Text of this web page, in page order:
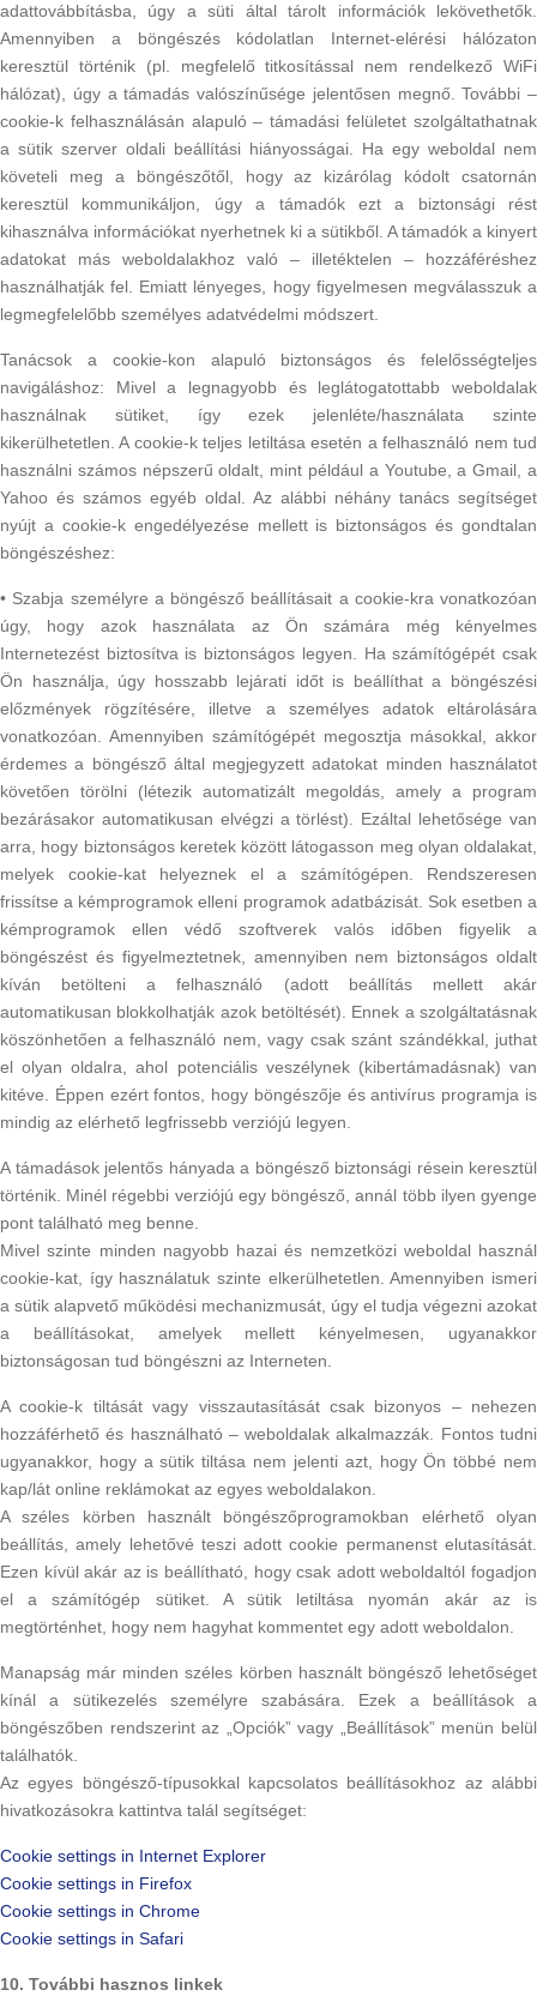
adattovábbításba, úgy a süti által tárolt információk lekövethetők.
Amennyiben a böngészés kódolatlan Internet-elérési hálózaton
keresztül történik (pl. megfelelő titkosítással nem rendelkező WiFi
hálózat), úgy a támadás valószínűsége jelentősen megnő. További –
cookie-k felhasználásán alapuló – támadási felületet szolgáltathatnak
a sütik szerver oldali beállítási hiányosságai. Ha egy weboldal nem
követeli meg a böngészőtől, hogy az kizárólag kódolt csatornán
keresztül kommunikáljon, úgy a támadók ezt a biztonsági rést
kihasználva információkat nyerhetnek ki a sütikből. A támadók a kinyert
adatokat más weboldalakhoz való – illetéktelen – hozzáféréshez
használhatják fel. Emiatt lényeges, hogy figyelmesen megválasszuk a
legmegfelelőbb személyes adatvédelmi módszert.
Tanácsok a cookie-kon alapuló biztonságos és felelősségteljes
navigáláshoz: Mivel a legnagyobb és leglátogatottabb weboldalak
használnak sütiket, így ezek jelenléte/használata szinte
kikerülhetetlen. A cookie-k teljes letiltása esetén a felhasználó nem tud
használni számos népszerű oldalt, mint például a Youtube, a Gmail, a
Yahoo és számos egyéb oldal. Az alábbi néhány tanács segítséget
nyújt a cookie-k engedélyezése mellett is biztonságos és gondtalan
böngészéshez:
• Szabja személyre a böngésző beállításait a cookie-kra vonatkozóan
úgy, hogy azok használata az Ön számára még kényelmes
Internetezést biztosítva is biztonságos legyen. Ha számítógépét csak
Ön használja, úgy hosszabb lejárati időt is beállíthat a böngészési
előzmények rögzítésére, illetve a személyes adatok eltárolására
vonatkozóan. Amennyiben számítógépét megosztja másokkal, akkor
érdemes a böngésző által megjegyzett adatokat minden használatot
követően törölni (létezik automatizált megoldás, amely a program
bezárásakor automatikusan elvégzi a törlést). Ezáltal lehetősége van
arra, hogy biztonságos keretek között látogasson meg olyan oldalakat,
melyek cookie-kat helyeznek el a számítógépen. Rendszeresen
frissítse a kémprogramok elleni programok adatbázisát. Sok esetben a
kémprogramok ellen védő szoftverek valós időben figyelik a
böngészést és figyelmeztetnek, amennyiben nem biztonságos oldalt
kíván betölteni a felhasználó (adott beállítás mellett akár
automatikusan blokkolhatják azok betöltését). Ennek a szolgáltatásnak
köszönhetően a felhasználó nem, vagy csak szánt szándékkal, juthat
el olyan oldalra, ahol potenciális veszélynek (kibertámadásnak) van
kitéve. Éppen ezért fontos, hogy böngészője és antivírus programja is
mindig az elérhető legfrissebb verziójú legyen.
A támadások jelentős hányada a böngésző biztonsági résein keresztül
történik. Minél régebbi verziójú egy böngésző, annál több ilyen gyenge
pont található meg benne.
Mivel szinte minden nagyobb hazai és nemzetközi weboldal használ
cookie-kat, így használatuk szinte elkerülhetetlen. Amennyiben ismeri
a sütik alapvető működési mechanizmusát, úgy el tudja végezni azokat
a beállításokat, amelyek mellett kényelmesen, ugyanakkor
biztonságosan tud böngészni az Interneten.
A cookie-k tiltását vagy visszautasítását csak bizonyos – nehezen
hozzáférhető és használható – weboldalak alkalmazzák. Fontos tudni
ugyanakkor, hogy a sütik tiltása nem jelenti azt, hogy Ön többé nem
kap/lát online reklámokat az egyes weboldalakon.
A széles körben használt böngészőprogramokban elérhető olyan
beállítás, amely lehetővé teszi adott cookie permanenst elutasítását.
Ezen kívül akár az is beállítható, hogy csak adott weboldaltól fogadjon
el a számítógép sütiket. A sütik letiltása nyomán akár az is
megtörténhet, hogy nem hagyhat kommentet egy adott weboldalon.
Manapság már minden széles körben használt böngésző lehetőséget
kínál a sütikezelés személyre szabására. Ezek a beállítások a
böngészőben rendszerint az „Opciók” vagy „Beállítások” menün belül
találhatók.
Az egyes böngésző-típusokkal kapcsolatos beállításokhoz az alábbi
hivatkozásokra kattintva talál segítséget:
Cookie settings in Internet Explorer
Cookie settings in Firefox
Cookie settings in Chrome
Cookie settings in Safari
10. További hasznos linkek